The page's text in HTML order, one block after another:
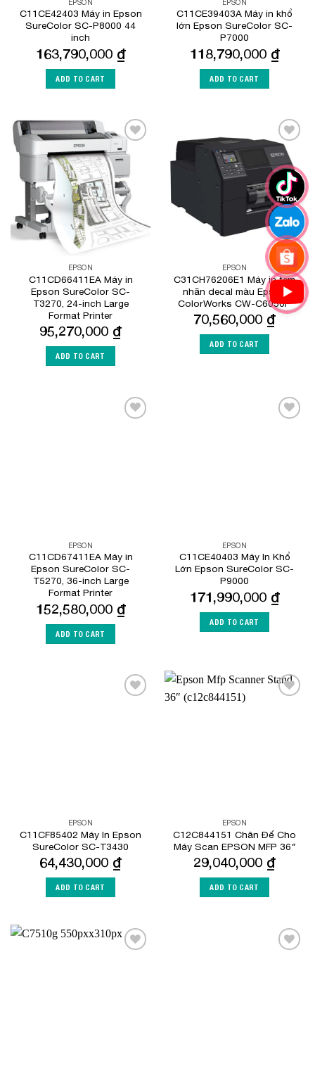
EPSON
C11CE42403 Máy in Epson
SureColor SC-P8000 44
inch
163,790,000 ₫
ADD TO CART
EPSON
C11CE39403A Máy in khổ
lớn Epson SureColor SC-
P7000
118,790,000 ₫
ADD TO CART
Add to
Wishlist
EPSON
C11CD66411EA Máy in
Epson SureColor SC-
T3270, 24-inch Large
Format Printer
95,270,000 ₫
ADD TO CART
Add to
Wishlist
EPSON
C31CH76206E1 Máy in tem
nhãn decal màu Epson
ColorWorks CW-C6050P
70,560,000 ₫
ADD TO CART
EPSON
C11CD67411EA Máy in
Epson SureColor SC-
T5270, 36-inch Large
Format Printer
152,580,000 ₫
ADD TO CART
EPSON
C11CE40403 Máy In Khổ
Lớn Epson SureColor SC-
P9000
171,990,000 ₫
ADD TO CART
EPSON
C11CF85402 Máy In Epson
SureColor SC-T3430
64,430,000 ₫
ADD TO CART
EPSON
C12C844151 Chân Đế Cho
Máy Scan EPSON MFP 36″
29,040,000 ₫
ADD TO CART